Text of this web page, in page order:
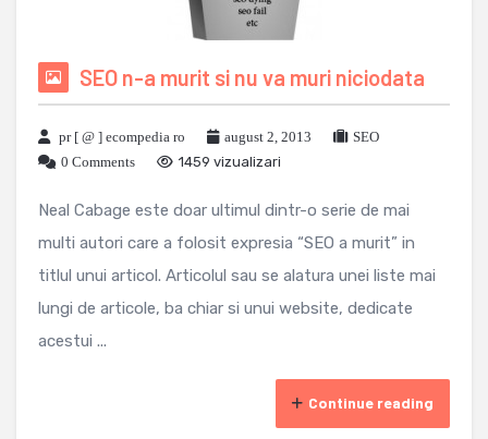
SEO n-a murit si nu va muri niciodata
pr [ @ ] ecompedia ro august 2, 2013
SEO
0 Comments
1459 vizualizari
Neal Cabage este doar ultimul dintr-o serie de mai
multi autori care a folosit expresia “SEO a murit” in
titlul unui articol. Articolul sau se alatura unei liste mai
lungi de articole, ba chiar si unui website, dedicate
acestui ...
Continue reading